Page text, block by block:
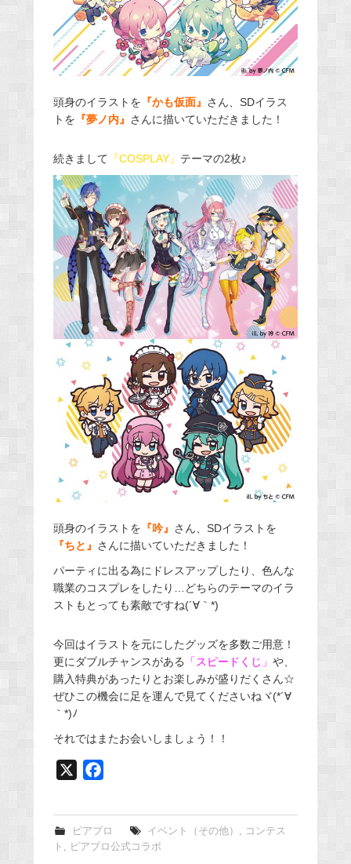
頭身のイラストを 『かも仮面』 さん、SDイラス
トを 『夢ノ内』 さんに描いていただきました！
続きまして 『COSPLAY』 テーマの2枚♪
頭身のイラストを 『吟』 さん、SDイラストを
『ちと』 さんに描いていただきました！
パーティに出る為にドレスアップしたり、色んな
職業のコスプレをしたり…どちらのテーマのイラ
ストもとっても素敵ですね(´∀｀*)
今回はイラストを元にしたグッズを多数ご用意！
更にダブルチャンスがある 「スピードくじ」 や、
購入特典があったりとお楽しみが盛りだくさん☆
ぜひこの機会に足を運んで見てくださいねヾ(*´∀
｀*)ﾉ
それではまたお会いしましょう！！
e
b
ピアプロ イベント（その他） , コンテス
ト , ピアプロ公式コラボ